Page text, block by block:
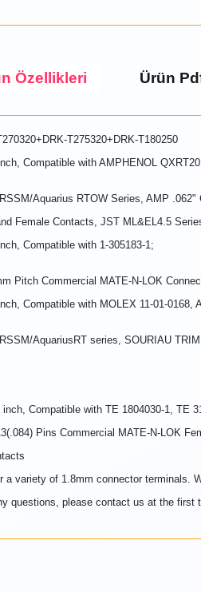
Özellikleri Ürün
T275320+DRK-T180250
Compatible with AMPHENOL
Aquarius RTOW Series, AMP
Female Contacts, JST ML&EL4.5
Compatible with 1-305183-1;
Pitch Commercial MATE-N-LOK
Compatible with MOLEX 11-01-
AquariusRT series, SOURIAU
Compatible with TE 1804030-1, TE
Pins Commercial MATE-N-LOK
variety of 1.8mm connector terminals.
questions, please contact us at the first